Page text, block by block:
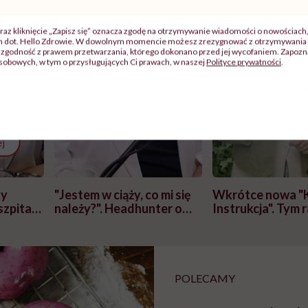
"Jestem w ciąży, co mi się
należy?". Headhunter o
pracy
Wkrótce nowa
Instrukcja". Tym
POLECAMY
kliknięcie „Zapisz się” oznacza zgodę na otrzymywanie wiadomości o
dot. Hello Zdrowie. W dowolnym momencie możesz zrezygnować z
zgodność z prawem przetwarzania, którego dokonano przed jej wycofaniem.
w tym o przysługujących Ci prawach, w naszejPolityce prywatności.